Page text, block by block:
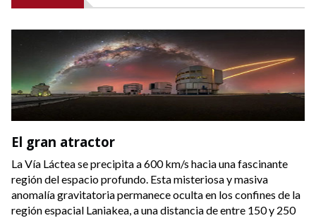
Titanio
Materia oscura
El gran atractor
La Vía Láctea se precipita a 600 km/s hacia una fascinante
región del espacio profundo. Esta misteriosa y masiva
anomalía gravitatoria permanece oculta en los confines de la
región espacial Laniakea, a una distancia de entre 150 y 250